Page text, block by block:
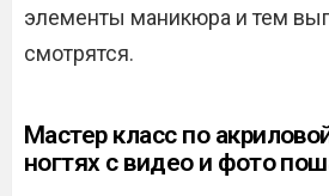
элементы маникюра и тем
смотрятся.
Мастер класс по
ногтях с видео и фото